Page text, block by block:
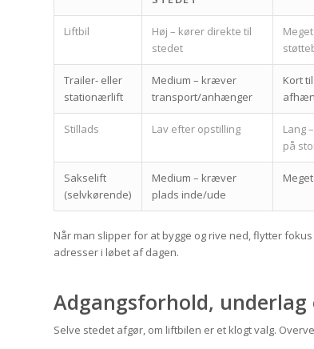
Liftbil
Høj – kører direkte til
stedet
Trailer- eller
stationærlift
Medium – kræver
transport/anhænger
Kort
Stillads Lav efter opstilling
Lang
på
Sakselift
(selvkørende)
Medium – kræver
plads inde/ude
Når man slipper for at bygge og rive ned, flytter
adresser i løbet af dagen.
Adgangsforhold, underlag
Selve stedet afgør, om liftbilen er et klogt valg.